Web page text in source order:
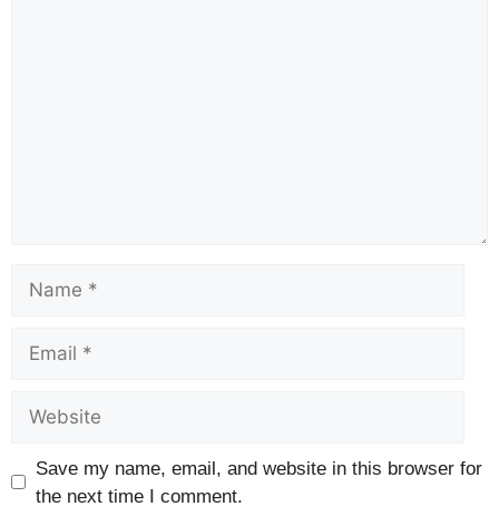
Save my name, email, and website in this browser for
the next time I comment.